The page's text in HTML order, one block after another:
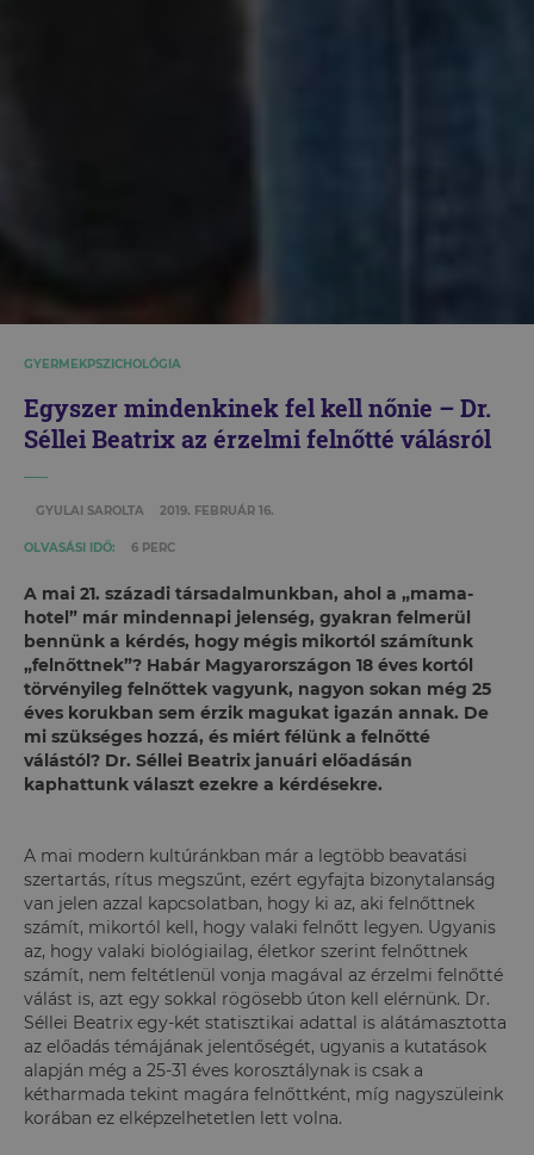
GYERMEKPSZICHOLÓGIA
Egyszer mindenkinek fel kell nőnie – Dr.
Séllei Beatrix az érzelmi felnőtté válásról
GYULAI SAROLTA 2019. FEBRUÁR 16.
OLVASÁSI IDŐ: 6 PERC
A mai 21. századi társadalmunkban, ahol a „mama-
hotel” már mindennapi jelenség, gyakran felmerül
bennünk a kérdés, hogy mégis mikortól számítunk
„felnőttnek”? Habár Magyarországon 18 éves kortól
törvényileg felnőttek vagyunk, nagyon sokan még 25
éves korukban sem érzik magukat igazán annak. De
mi szükséges hozzá, és miért félünk a felnőtté
válástól? Dr. Séllei Beatrix januári előadásán
kaphattunk választ ezekre a kérdésekre.
A mai modern kultúránkban már a legtöbb beavatási
szertartás, rítus megszűnt, ezért egyfajta bizonytalanság
van jelen azzal kapcsolatban, hogy ki az, aki felnőttnek
számít, mikortól kell, hogy valaki felnőtt legyen. Ugyanis
az, hogy valaki biológiailag, életkor szerint felnőttnek
számít, nem feltétlenül vonja magával az érzelmi felnőtté
válást is, azt egy sokkal rögösebb úton kell elérnünk. Dr.
Séllei Beatrix egy-két statisztikai adattal is alátámasztotta
az előadás témájának jelentőségét, ugyanis a kutatások
alapján még a 25-31 éves korosztálynak is csak a
kétharmada tekint magára felnőttként, míg nagyszüleink
korában ez elképzelhetetlen lett volna.